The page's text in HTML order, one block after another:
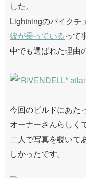
した。
Lightningのバイクチ
彼が乗っているって
中でも選ばれた理由
今回のビルドにあた
オーナーさんらしく
二人で写真を覗いて
しかったです。